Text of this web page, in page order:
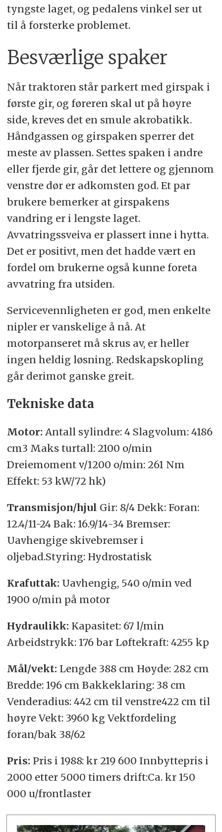
- Kaldstartegenskaper
- Kløtjspedal
- Vekt
tyngste laget, og pedalens vinkel ser ut
til å forsterke problemet.
Besværlige spaker
Når traktoren står parkert med girspak i
første gir, og føreren skal ut på høyre
side, kreves det en smule akrobatikk.
Håndgassen og girspaken sperrer det
meste av plassen. Settes spaken i andre
eller fjerde gir, går det lettere og gjennom
venstre dør er adkomsten god. Et par
brukere bemerker at girspakens
vandring er i lengste laget.
Avvatringssveiva er plassert inne i hytta.
Det er positivt, men det hadde vært en
fordel om brukerne også kunne foreta
avvatring fra utsiden.
Servicevennligheten er god, men enkelte
nipler er vanskelige å nå. At
motorpanseret må skrus av, er heller
ingen heldig løsning. Redskapskopling
går derimot ganske greit.
Tekniske data
Motor: Antall sylindre: 4 Slagvolum: 4186
cm3 Maks turtall: 2100 o/min
Dreiemoment v/1200 o/min: 261 Nm
Effekt: 53 kW/72 hk)
Transmisjon/hjul Gir: 8/4 Dekk: Foran:
12.4/11-24 Bak: 16.9/14-34 Bremser:
Uavhengige skivebremser i
oljebad.Styring: Hydrostatisk
Krafuttak: Uavhengig, 540 o/min ved
1900 o/min på motor
Hydraulikk: Kapasitet: 67 l/min
Arbeidstrykk: 176 bar Løftekraft: 4255 kp
Mål/vekt: Lengde 388 cm Høyde: 282 cm
Bredde: 196 cm Bakkeklaring: 38 cm
Venderadius: 442 cm til venstre422 cm til
høyre Vekt: 3960 kg Vektfordeling
foran/bak 38/62
Pris: Pris i 1988: kr 219 600 Innbyttepris i
2000 etter 5000 timers drift:Ca. kr 150
000 u/frontlaster